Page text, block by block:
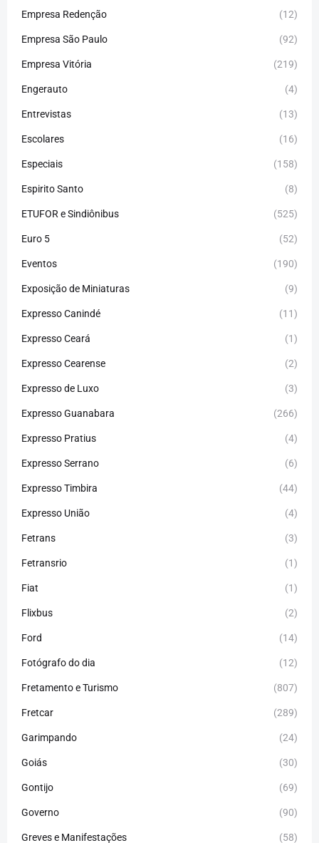
Empresa Redenção (12)
Empresa São Paulo (92)
Empresa Vitória (219)
Engerauto (4)
Entrevistas (13)
Escolares (16)
Especiais (158)
Espirito Santo (8)
ETUFOR e Sindiônibus (525)
Euro 5 (52)
Eventos (190)
Exposição de Miniaturas (9)
Expresso Canindé (11)
Expresso Ceará (1)
Expresso Cearense (2)
Expresso de Luxo (3)
Expresso Guanabara (266)
Expresso Pratius (4)
Expresso Serrano (6)
Expresso Timbira (44)
Expresso União (4)
Fetrans (3)
Fetransrio (1)
Fiat (1)
Flixbus (2)
Ford (14)
Fotógrafo do dia (12)
Fretamento e Turismo (807)
Fretcar (289)
Garimpando (24)
Goiás (30)
Gontijo (69)
Governo (90)
Greves e Manifestações (58)